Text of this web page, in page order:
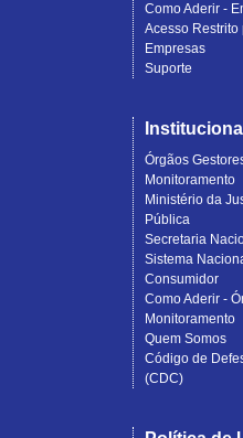
Como Aderir -
Acesso Restrito
Empresas
Suporte
Institucional
Órgãos
Monitoramento
Ministério da
Pública
Secretaria
Sistema
Consumidor
Como Aderir -
Monitoramento
Quem Somos
Código de
(CDC)